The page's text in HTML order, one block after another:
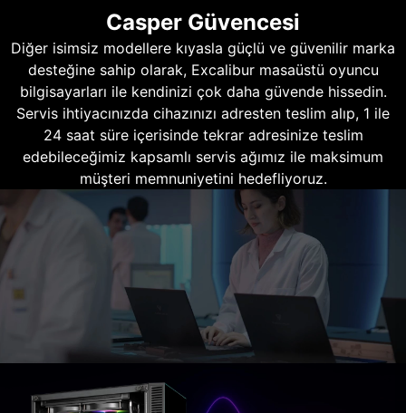
Casper Güvencesi
Diğer isimsiz modellere kıyasla güçlü ve güvenilir marka
desteğine sahip olarak, Excalibur masaüstü oyuncu
bilgisayarları ile kendinizi çok daha güvende hissedin.
Servis ihtiyacınızda cihazınızı adresten teslim alıp, 1 ile
24 saat süre içerisinde tekrar adresinize teslim
edebileceğimiz kapsamlı servis ağımız ile maksimum
müşteri memnuniyetini hedefliyoruz.